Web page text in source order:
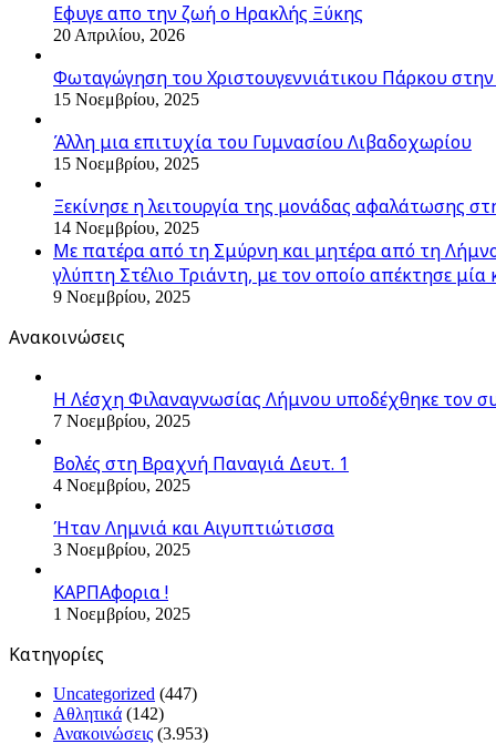
Εφυγε απο την ζωή o Ηρακλής Ξύκης
20 Απριλίου, 2026
Φωταγώγηση του Χριστουγεννιάτικου Πάρκου
15 Νοεμβρίου, 2025
Άλλη μια επιτυχία του Γυμνασίου Λιβαδοχωρίου
15 Νοεμβρίου, 2025
Ξεκίνησε η λειτουργία της μονάδας αφαλάτωσης
14 Νοεμβρίου, 2025
Με πατέρα από τη Σμύρνη και μητέρα από τη
γλύπτη Στέλιο Τριάντη, με τον οποίο απέκτησε
9 Νοεμβρίου, 2025
Ανακοινώσεις
Η Λέσχη Φιλαναγνωσίας Λήμνου υποδέχθηκε τον
7 Νοεμβρίου, 2025
Βολές στη Βραχνή Παναγιά Δευτ. 1
4 Νοεμβρίου, 2025
Ήταν Λημνιά και Αιγυπτιώτισσα
3 Νοεμβρίου, 2025
ΚΑΡΠΑφορια !
1 Νοεμβρίου, 2025
Kατηγορίες
Uncategorized (447)
Αθλητικά (142)
Ανακοινώσεις (3.953)